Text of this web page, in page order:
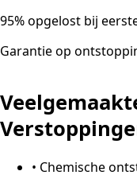
95% opgelost bij
Garantie op
• Chemische